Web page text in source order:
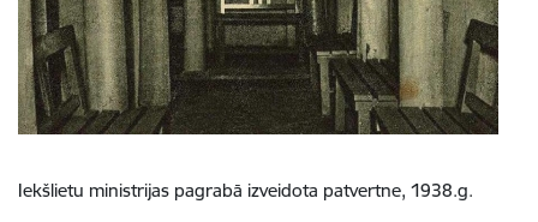
Iekšlietu ministrijas pagrabā izveidota patvertne, 1938.g.